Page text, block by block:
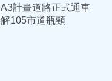
計畫道路正式通車
105市道瓶頸